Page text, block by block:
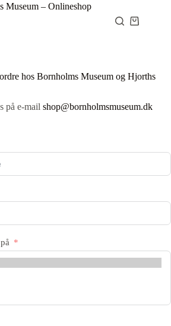
hos Bornholms Museum og Hjorths
på e-mail shop@bornholmsmuseum.dk